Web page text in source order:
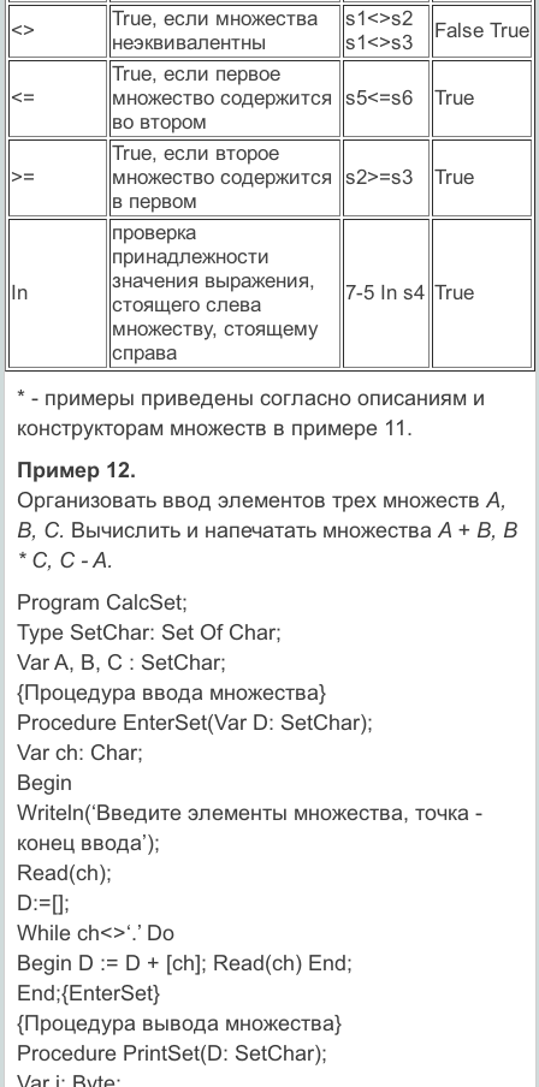
<>
True, если множества
неэквивалентны
s1<>s2
s1<>s3
False True
<=
True, если первое
множество содержится
во втором
s5<=s6 True
>=
True, если второе
множество содержится
в первом
s2>=s3 True
In
проверка
принадлежности
значения выражения,
стоящего слева
множеству, стоящему
справа
7-5 In s4 True
* - примеры приведены согласно описаниям и
конструкторам множеств в примере 11.
Пример 12.
Организовать ввод элементов трех множеств A,
B, C. Вычислить и напечатать множества A + B, B
* C, C - A.
Program CalcSet;
Type SetChar: Set Of Char;
Var A, B, C : SetChar;
{Процедура ввода множества}
Procedure EnterSet(Var D: SetChar);
Var ch: Char;
Begin
Writeln(‘Введите элементы множества, точка -
конец ввода’);
Read(ch);
D:=[];
While ch<>‘.’ Do
Begin D := D + [ch]; Read(ch) End;
End;{EnterSet}
{Процедура вывода множества}
Procedure PrintSet(D: SetChar);